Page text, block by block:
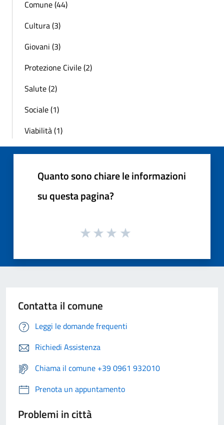
Comune (44)
Cultura (3)
Giovani (3)
Protezione Civile (2)
Salute (2)
Sociale (1)
Viabilità (1)
Quanto sono chiare le informazioni
su questa pagina?
Contatta il comune
Leggi le domande frequenti
Richiedi Assistenza
Chiama il comune +39 0961 932010
Prenota un appuntamento
Problemi in città